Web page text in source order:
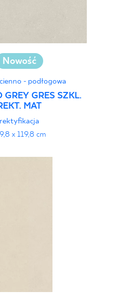
Nowość
- podłogowa
GREY GRES SZKL.
MAT
rektyfikacja
x 119,8 cm